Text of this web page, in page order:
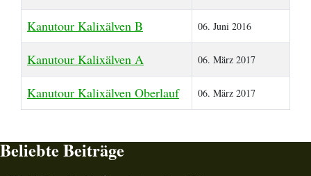
Kanutour Kalixälven B
06. Juni 2016
Kanutour Kalixälven A 06. März 2017
Kanutour Kalixälven Oberlauf 06. März 2017
Beliebte Beiträge